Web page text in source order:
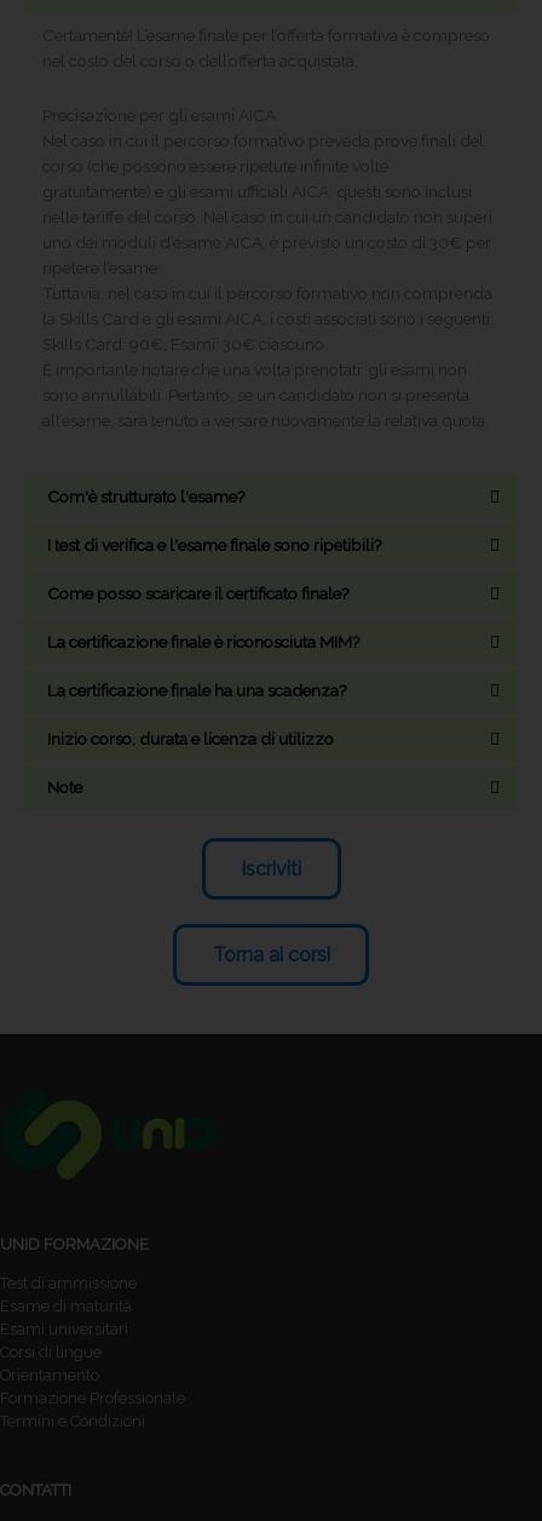
Certamente! L’esame finale per l’offerta formativa è compreso
nel costo del corso o dell’offerta acquistata.
Precisazione per gli esami AICA
Nel caso in cui il percorso formativo preveda prove finali del
corso (che possono essere ripetute infinite volte
gratuitamente) e gli esami ufficiali AICA, questi sono inclusi
nelle tariffe del corso. Nel caso in cui un candidato non superi
uno dei moduli d’esame AICA, è previsto un costo di 30€ per
ripetere l’esame.
Tuttavia, nel caso in cui il percorso formativo non comprenda
la Skills Card e gli esami AICA, i costi associati sono i seguenti:
Skills Card: 90€, Esami: 30€ ciascuno.
È importante notare che una volta prenotati, gli esami non
sono annullabili. Pertanto, se un candidato non si presenta
all’esame, sarà tenuto a versare nuovamente la relativa quota.
Com'è strutturato l'esame?
I test di verifica e l'esame finale sono ripetibili?
Come posso scaricare il certificato finale?
La certificazione finale è riconosciuta MIM?
La certificazione finale ha una scadenza?
Inizio corso, durata e licenza di utilizzo
Note
Iscriviti
Torna ai corsi
UNID FORMAZIONE
Test di ammissione
Esame di maturità
Esami universitari
Corsi di lingue
Orientamento
Formazione Professionale
Termini e Condizioni
CONTATTI